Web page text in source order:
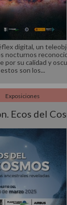
digital, un
nocturnos
por su calidad y
estos son los
Ecos del
Exposiciones